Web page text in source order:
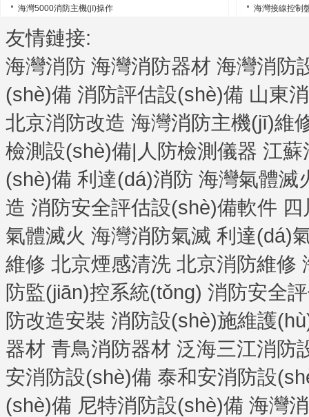
海灣5000消防主機(jī)操作
海灣接線控制
友情鏈接:
海灣消防 海灣消防器材 海灣消防
(shè)備 消防評估設(shè)備 山東
北京消防改造 海灣消防主機(jī)維
檢測設(shè)備|人防檢測儀器 江蘇
(shè)備 利達(dá)消防 海灣氣體滅
造 消防安全評估設(shè)備軟件 四
氣體滅火 海灣消防氣滅 利達(dá)
維修 北京煙感清洗 北京消防維修
防監(jiān)控系統(tǒng) 消防安全
防改造安裝 消防設(shè)施維護
器材 青鳥消防器材 泛海三江消防
安消防設(shè)備 泰和安消防設
(shè)備 尼特消防設(shè)備 海灣